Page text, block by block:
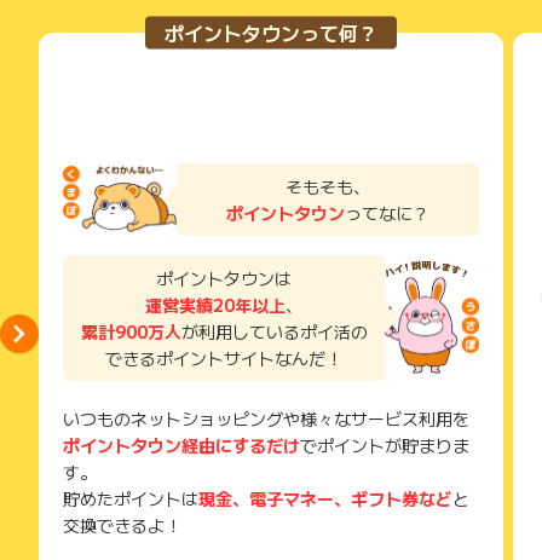
サービス・お買い物利用時にお電話など2つ以上の申し込み方
法がある場合、必ずサイト上のWEBフォームからお申し込みく
了などのメールは、ポイント獲得するまで必ず保管してくださ
獲得待ち・獲得失敗の状態でお問い合わせされる際に、該当の
メールを送っていただく場合がございます。
そのため、紛失・破棄された場合は対応いたしかねますので、
ご注意ください。
(※) SafariやChromeなどwebサイトを表示するアプリのこと
そのため、ポイントタウンのポイントに関するお問い合わせを
広告主様に直接行わないようお願いいたします。
子育てされている方々に高い評価をいただいており、
ポイントタウンって何？
そもそも、
ポイントタウンってなに？
ポイントタウンは
運営実績20年以上、
累計900万人が利用しているポイ活の
できるポイントサイトなんだ！
いつものネットショッピングや様々なサービス利用を
ポイントタウン経由にするだけでポイントが貯まりま
す。
貯めたポイントは現金、電子マネー、ギフト券などと
交換できるよ！